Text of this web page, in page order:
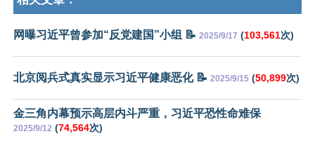
网曝习近平曾参加“反党建国”小组 📝 2025/9/17 (103,561次)
北京阅兵式真实显示习近平健康恶化 📝 2025/9/15 (50,899次)
金三角内幕预示高层内斗严重，习近平恐性命难保
2025/9/12 (74,564次)